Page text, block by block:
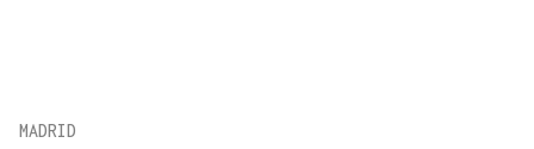
MADRID